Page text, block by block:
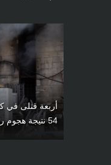
أربعة قتلى في
54 نتيجة هجوم روسي